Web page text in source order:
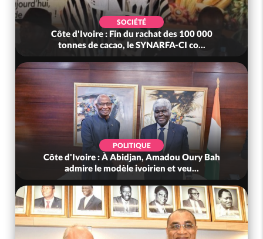
SOCIÉTÉ
Côte d'Ivoire : Fin du rachat des 100 000
tonnes de cacao, le SYNARFA-CI co...
POLITIQUE
Côte d'Ivoire : À Abidjan, Amadou Oury Bah
admire le modèle ivoirien et veu...